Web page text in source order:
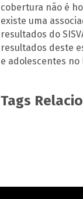
cobertura não é
existe uma
resultados do
resultados deste
e adolescentes no
Tags